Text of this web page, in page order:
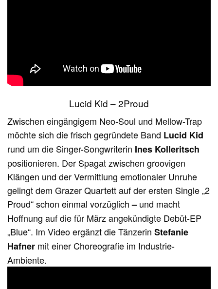
Lucid Kid – 2Proud
Zwischen eingängigem Neo-Soul und Mellow-Trap
möchte sich die frisch gegründete Band Lucid Kid
rund um die Singer-Songwriterin Ines Kolleritsch
positionieren. Der Spagat zwischen groovigen
Klängen und der Vermittlung emotionaler Unruhe
gelingt dem Grazer Quartett auf der ersten Single „2
Proud“ schon einmal vorzüglich– und macht
Hoffnung auf die für März angekündigte Debüt-EP
„Blue“. Im Video ergänzt die TänzerinStefanie
Hafner mit einer Choreografie im Industrie-
Ambiente.